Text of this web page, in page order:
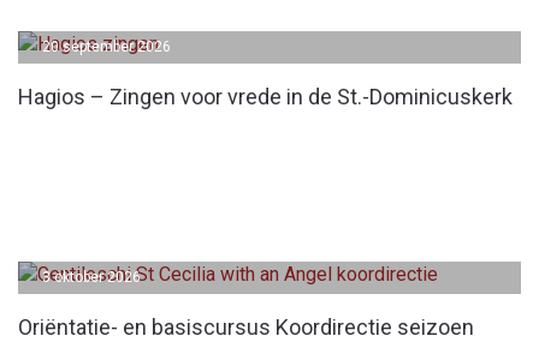
Hagios – Zingen voor vrede in de St.-Dominicuskerk
20 september 2026
Oriëntatie- en basiscursus Koordirectie seizoen
3 oktober 2026